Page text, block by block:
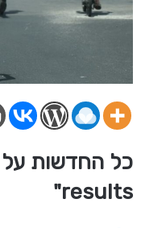
results"